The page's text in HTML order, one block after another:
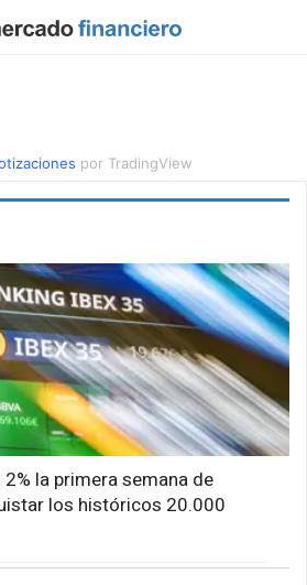
por TradingView
2% la primera semana de
los históricos 20.000